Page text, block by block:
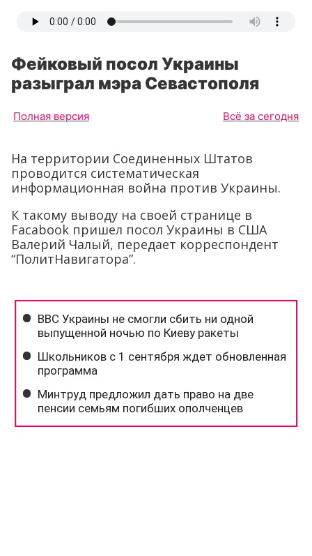
Фейковый посол Украины
разыграл мэра Севастополя
Полная версия Всё за сегодня
На территории Соединенных Штатов
проводится систематическая
информационная война против Украины.
К такому выводу на своей странице в
Facabook пришел посол Украины в США
Валерий Чалый, передает корреспондент
“ПолитНавигатора”.